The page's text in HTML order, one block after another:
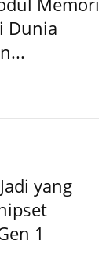
Dunia
yang
1